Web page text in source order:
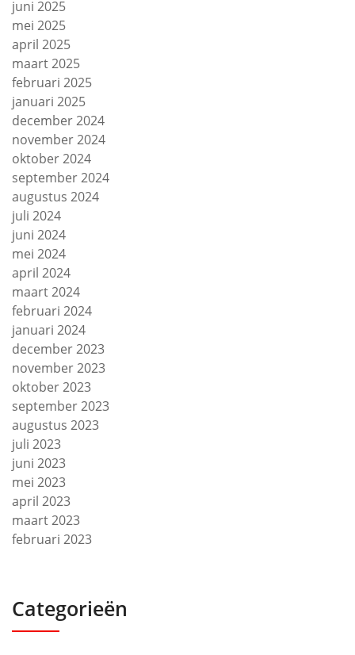
juni 2025
mei 2025
april 2025
maart 2025
februari 2025
januari 2025
december 2024
november 2024
oktober 2024
september 2024
augustus 2024
juli 2024
juni 2024
mei 2024
april 2024
maart 2024
februari 2024
januari 2024
december 2023
november 2023
oktober 2023
september 2023
augustus 2023
juli 2023
juni 2023
mei 2023
april 2023
maart 2023
februari 2023
Categorieën